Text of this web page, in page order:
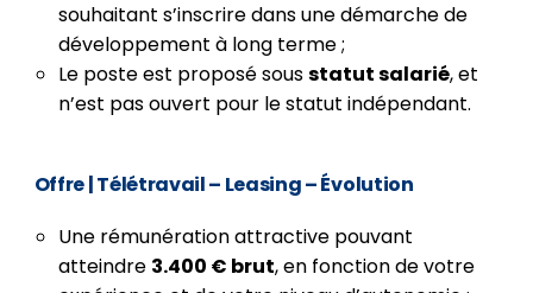
souhaitant s’inscrire dans une démarche de
développement à long terme ;
Le poste est proposé sousstatut salarié, et
n’est pas ouvert pour le statut indépendant.
Offre| Télétravail – Leasing – Évolution
Une rémunération attractive pouvant
atteindre 3.400 € brut, en fonction de votre